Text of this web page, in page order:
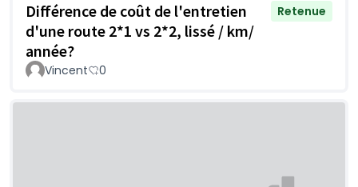
Différence de coût de l'entretien
d'une route 2*1 vs 2*2, lissé / km/
année?
Retenue
Vincent 0